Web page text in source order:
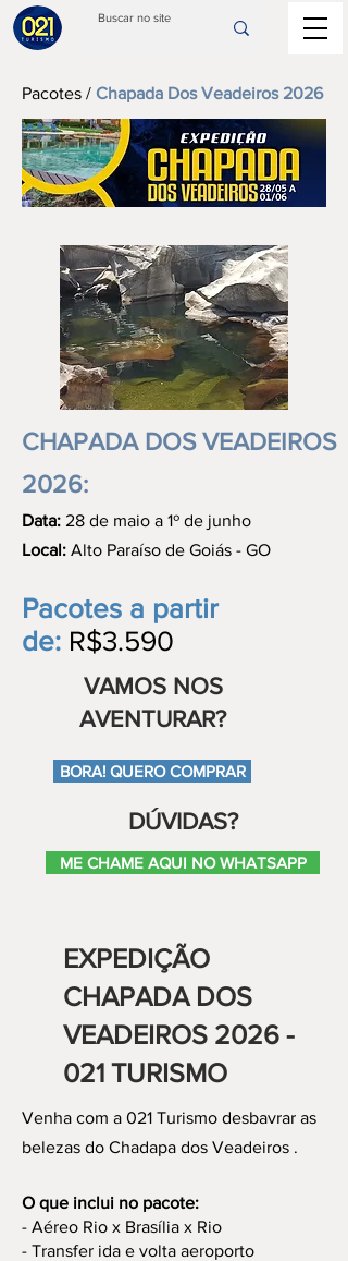
Pacotes / Chapada Dos Veadeiros2026
CHAPADA DOS VEADEIROS
2026:
Data: 28 de maio a 1º de junho
Local: Alto Paraíso de Goiás - GO
Pacotes a partir
de: R$3.590
VAMOS NOS
AVENTURAR?
BORA! QUERO COMPRAR
DÚVIDAS?
ME CHAME AQUI NO WHATSAPP
EXPEDIÇÃO
CHAPADA DOS
VEADEIROS 2026 -
021 TURISMO
Venha com a 021 Turismo desbavrar as
belezas do Chadapa dos Veadeiros .
O que inclui no pacote:
- Aéreo Rio x Brasília x Rio
- Transfer ida e volta aeroporto